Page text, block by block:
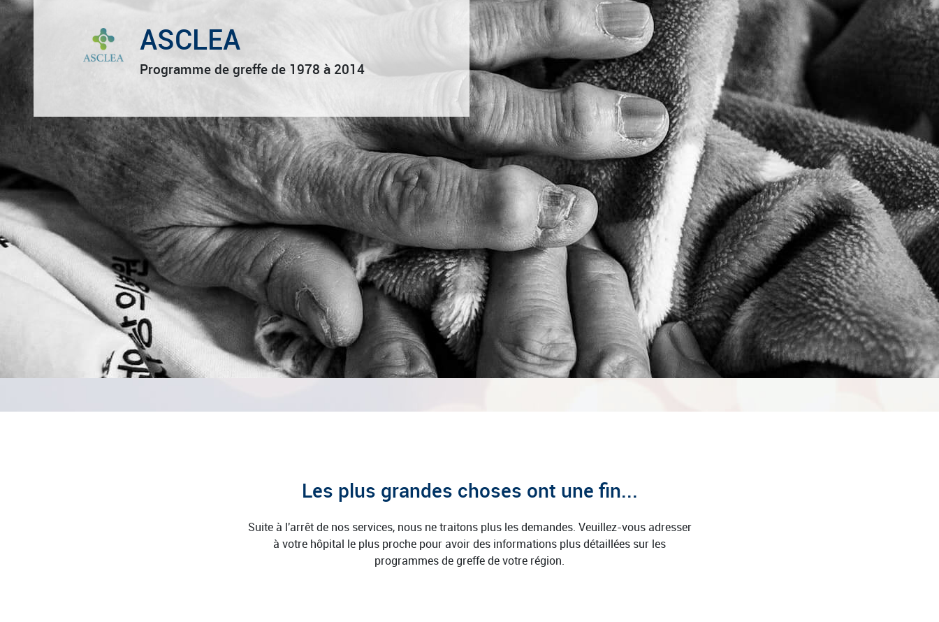
ASCLEA
Programme de greffe de 1978 à 2014
Les plus grandes choses ont une fin...
Suite à l'arrêt de nos services, nous ne traitons plus les demandes. Veuillez-vous adresser
à votre hôpital le plus proche pour avoir des informations plus détaillées sur les
programmes de greffe de votre région.